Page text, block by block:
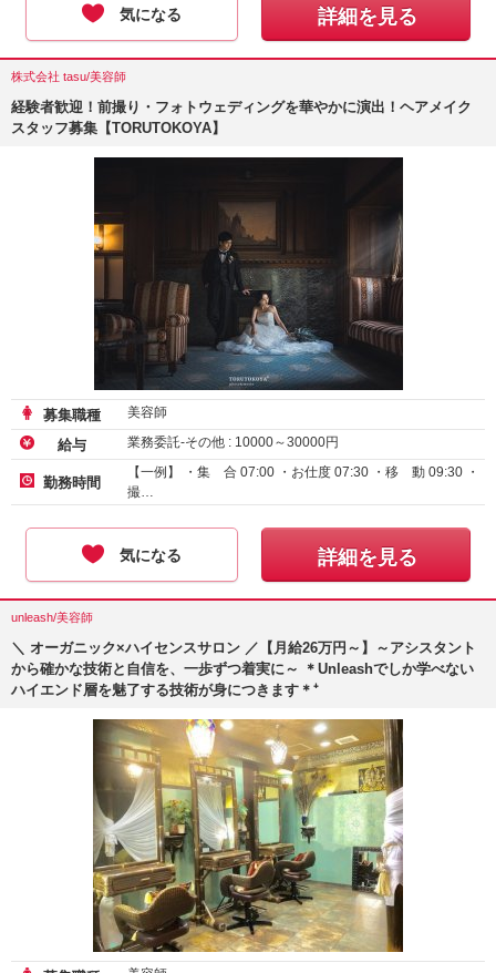
気になる 詳細を見る
株式会社 tasu/美容師
経験者歓迎！前撮り・フォトウェディングを華やかに演出！ヘアメイク
スタッフ募集【TORUTOKOYA】
募集職種 美容師
給与 業務委託-その他 : 10000～30000円
勤務時間
【一例】 ・集 合 07:00 ・お仕度 07:30 ・移 動 09:30 ・
撮…
気になる 詳細を見る
unleash/美容師
＼ オーガニック×ハイセンスサロン ／【月給26万円～】～アシスタント
から確かな技術と自信を、一歩ずつ着実に～ ＊Unleashでしか学べない
ハイエンド層を魅了する技術が身につきます＊⁺